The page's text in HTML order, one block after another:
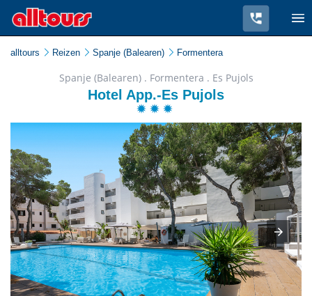
alltours Reizen Spanje (Balearen) Formentera
Spanje (Balearen) . Formentera . Es Pujols
Hotel App.-Es Pujols